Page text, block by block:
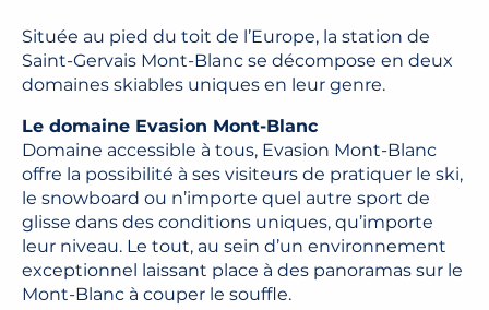
Située au pied du toit de l’Europe, la station de
Saint-Gervais Mont-Blanc se décompose en deux
domaines skiables uniques en leur genre.
Le domaine Evasion Mont-Blanc
Domaine accessible à tous, Evasion Mont-Blanc
offre la possibilité à ses visiteurs de pratiquer le ski,
le snowboard ou n’importe quel autre sport de
glisse dans des conditions uniques, qu’importe
leur niveau. Le tout, au sein d’un environnement
exceptionnel laissant place à des panoramas sur le
Mont-Blanc à couper le souffle.